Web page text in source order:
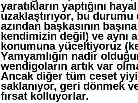
yaratıkların yaptığını
uzaklaştırıyor, bu durumu
azından başkasının
kendimizin değil) ve aynı
konumuna yüceltiyoruz
Yamyamlığın nadir
wendigoların artık var
Ancak diğer tüm ceset
saklanıyor, geri dönmek
fırsat kolluyorlar.